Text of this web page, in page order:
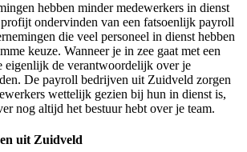
hebben minder medewerkers in dienst
ondervinden van een fatsoenlijk payroll
die veel personeel in dienst hebben
keuze. Wanneer je in zee gaat met een
eigenlijk de verantwoordelijk over je
De payroll bedrijven uit Zuidveld zorgen
wettelijk gezien bij hun in dienst is,
nog altijd het bestuur hebt over je team.
uit Zuidveld